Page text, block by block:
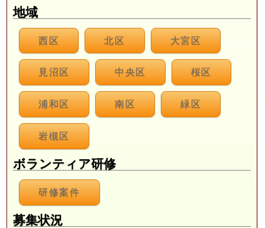
地域
西区 北区 大宮区
見沼区 中央区 桜区
浦和区 南区 緑区
岩槻区
ボランティア研修
研修案件
募集状況